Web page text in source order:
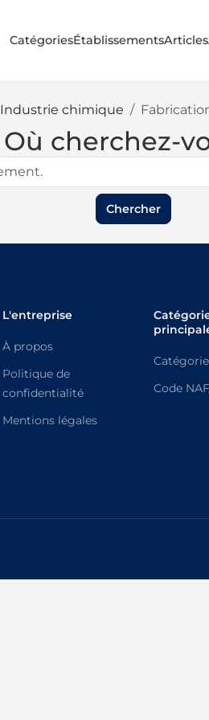
CatégoriesÉtablissementsArticles
Industrie chimique
Où cherchez-
Chercher
L'entreprise
À propos
Politique de
confidentialité
Mentions légales
Code